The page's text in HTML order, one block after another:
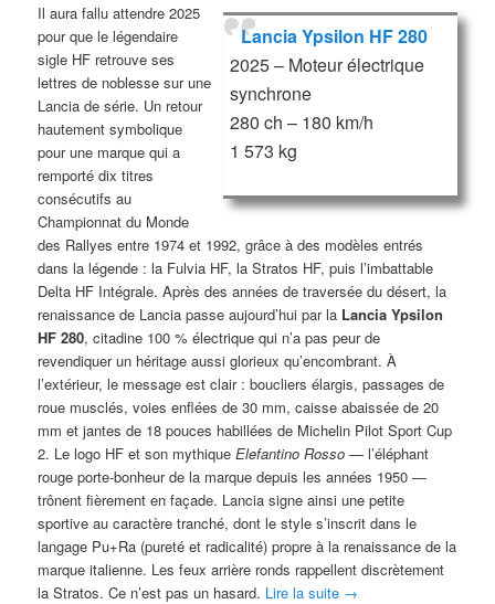
Lancia Ypsilon HF 280
2025 – Moteur électrique
synchrone
280 ch – 180 km/h
1 573 kg
Il aura fallu attendre 2025
pour que le légendaire
sigle HF retrouve ses
lettres de noblesse sur une
Lancia de série. Un retour
hautement symbolique
pour une marque qui a
remporté dix titres
consécutifs au
Championnat du Monde
des Rallyes entre 1974 et 1992, grâce à des modèles entrés
dans la légende : la Fulvia HF, la Stratos HF, puis l’imbattable
Delta HF Intégrale. Après des années de traversée du désert, la
renaissance de Lancia passe aujourd’hui par la Lancia Ypsilon
HF 280, citadine 100 % électrique qui n’a pas peur de
revendiquer un héritage aussi glorieux qu’encombrant. À
l’extérieur, le message est clair : boucliers élargis, passages de
roue musclés, voies enflées de 30 mm, caisse abaissée de 20
mm et jantes de 18 pouces habillées de Michelin Pilot Sport Cup
2. Le logo HF et son mythiqueElefantino Rosso — l’éléphant
rouge porte-bonheur de la marque depuis les années 1950 —
trônent fièrement en façade. Lancia signe ainsi une petite
sportive au caractère tranché, dont le style s’inscrit dans le
langage Pu+Ra (pureté et radicalité) propre à la renaissance de la
marque italienne. Les feux arrière ronds rappellent discrètement
la Stratos. Ce n’est pas un hasard. Lire la suite →